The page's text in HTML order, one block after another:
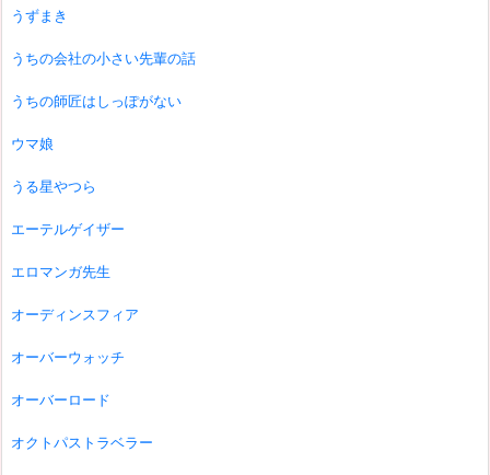
うずまき
うちの会社の小さい先輩の話
うちの師匠はしっぽがない
ウマ娘
うる星やつら
エーテルゲイザー
エロマンガ先生
オーディンスフィア
オーバーウォッチ
オーバーロード
オクトパストラベラー